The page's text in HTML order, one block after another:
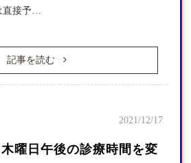
接予…
記事を読む
曜日午後の診療時間を変
2021/12/17